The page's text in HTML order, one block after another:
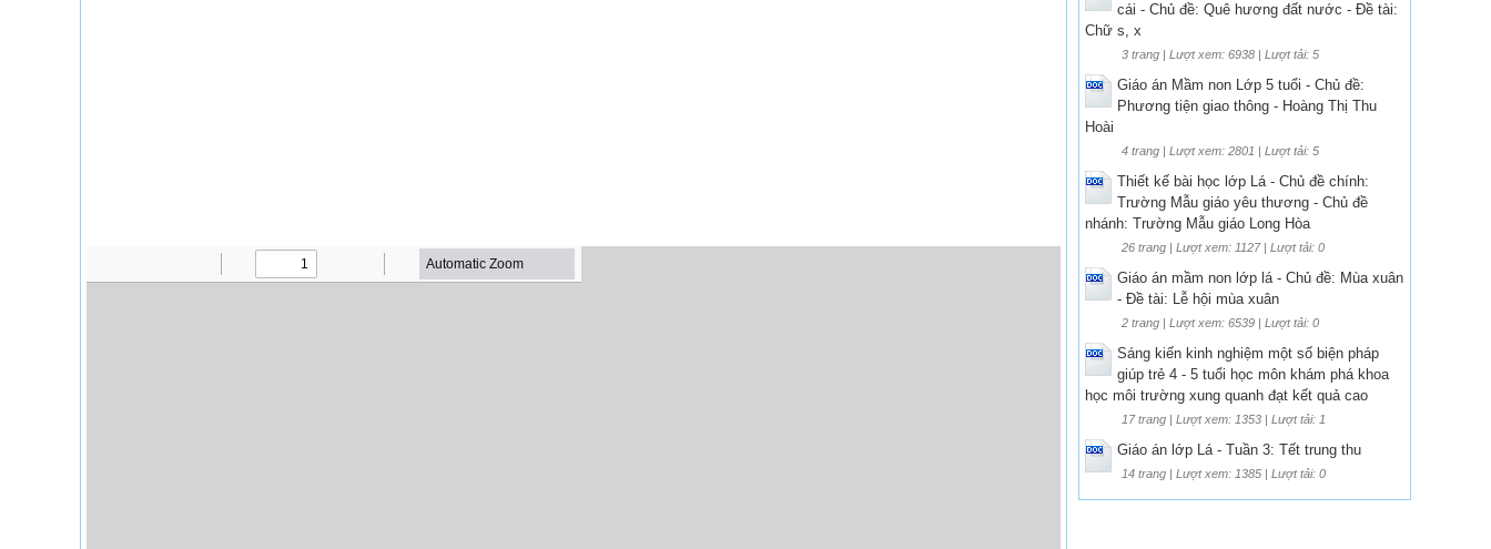
cái - Chủ đề: Quê hương đất nước - Đề tài:
Chữ s, x
3 trang | Lượt xem: 6938 | Lượt tải: 5
Giáo án Mầm non Lớp 5 tuổi - Chủ đề:
Phương tiện giao thông - Hoàng Thị Thu
Hoài
4 trang | Lượt xem: 2801 | Lượt tải: 5
Thiết kế bài học lớp Lá - Chủ đề chính:
Trường Mẫu giáo yêu thương - Chủ đề
nhánh: Trường Mẫu giáo Long Hòa
26 trang | Lượt xem: 1127 | Lượt tải: 0
Giáo án mầm non lớp lá - Chủ đề: Mùa xuân
- Đề tài: Lễ hội mùa xuân
2 trang | Lượt xem: 6539 | Lượt tải: 0
Sáng kiến kinh nghiệm một số biện pháp
giúp trẻ 4 - 5 tuổi học môn khám phá khoa
học môi trường xung quanh đạt kết quả cao
17 trang | Lượt xem: 1353 | Lượt tải: 1
Giáo án lớp Lá - Tuần 3: Tết trung thu
14 trang | Lượt xem: 1385 | Lượt tải: 0